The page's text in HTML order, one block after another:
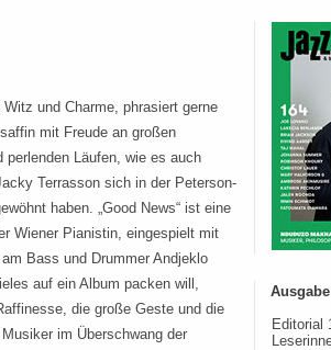
und Charme, phrasiert gerne
mit Freude an großen
perlenden Läufen, wie es auch
Terrasson sich in der Peterson-
haben. „Good News“ ist eine
Wiener Pianistin, eingespielt mit
Bass und Drummer Andjeklo
auf ein Album packen will,
die große Geste und die
im Überschwang der
Editorial